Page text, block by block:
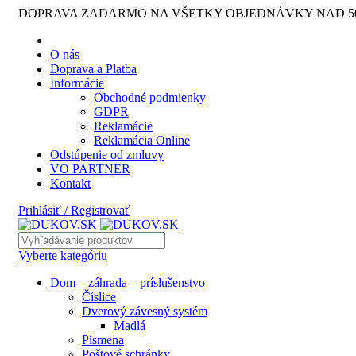
DOPRAVA ZADARMO NA VŠETKY OBJEDNÁVKY NAD
O nás
Doprava a Platba
Informácie
Obchodné podmienky
GDPR
Reklamácie
Reklamácia Online
Odstúpenie od zmluvy
VO PARTNER
Kontakt
Prihlásiť / Registrovať
Vyberte kategóriu
Dom – záhrada – príslušenstvo
Číslice
Dverový závesný systém
Madlá
Písmena